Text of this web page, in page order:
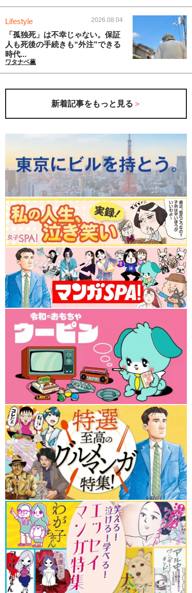
Lifestyle 2026.08.04
「孤独死」は不幸じゃない。保証
人も死後の手続きも“外注”できる
時代...
ワタナベ薫
新着記事をもっと見る